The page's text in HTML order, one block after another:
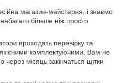
магазин-майстерня, і знаємо
більше ніж просто
проходять перевірку та
якісними комплектуючими, Вам не
місяць закінчаться щітки